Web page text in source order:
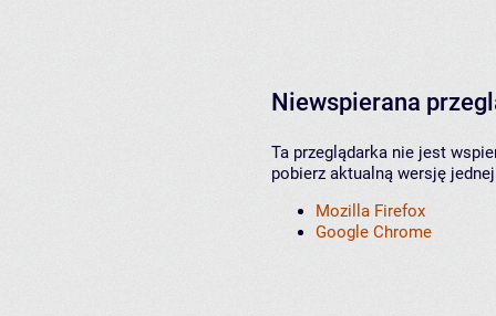
Niewspierana
Ta przeglądarka nie jest
pobierz aktualną wersję
Mozilla Firefox
Google Chrome